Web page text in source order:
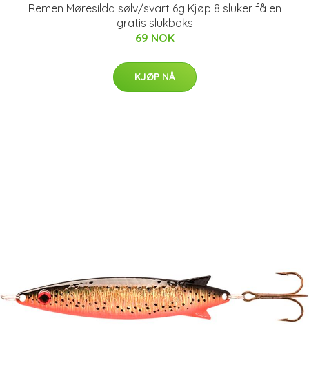
Remen Møresilda sølv/svart 6g Kjøp 8 sluker få en
gratis slukboks
69 NOK
KJØP NÅ